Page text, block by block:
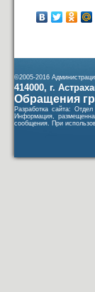
©2005-2016
414000, г.
Обращения
Разработка сайта:
Информация,
сообщения. При